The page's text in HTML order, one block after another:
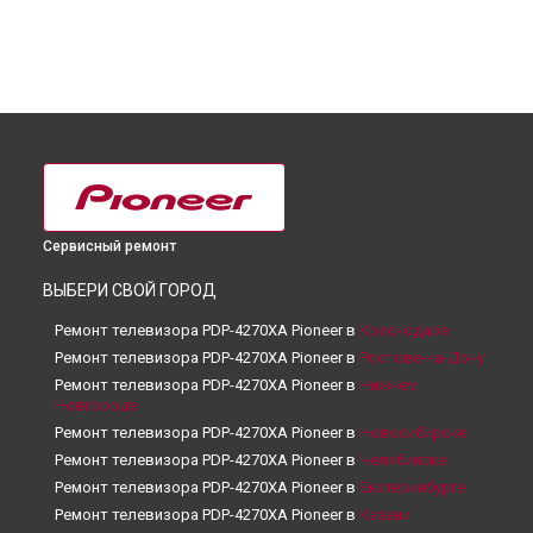
Сервисный ремонт
ВЫБЕРИ СВОЙ ГОРОД
Ремонт телевизора PDP-4270XA Pioneer в Краснодаре
Ремонт телевизора PDP-4270XA Pioneer в Ростове-на-Дону
Ремонт телевизора PDP-4270XA Pioneer в Нижнем
Новгороде
Ремонт телевизора PDP-4270XA Pioneer в Новосибирске
Ремонт телевизора PDP-4270XA Pioneer в Челябинске
Ремонт телевизора PDP-4270XA Pioneer в Екатеринбурге
Ремонт телевизора PDP-4270XA Pioneer в Казани